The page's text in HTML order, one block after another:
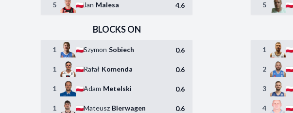
5 Jan Malesa 4.6 5
BLOCKS ON
1 Szymon Sobiech 0.6
1 Rafał Komenda 0.6
1 Adam Metelski 0.6
1 Mateusz Bierwagen 0.6
1
2
3
4